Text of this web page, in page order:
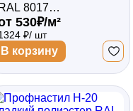
RAL 8017
2000*1150*0,45
530₽/м²
₽/ шт
В корзину